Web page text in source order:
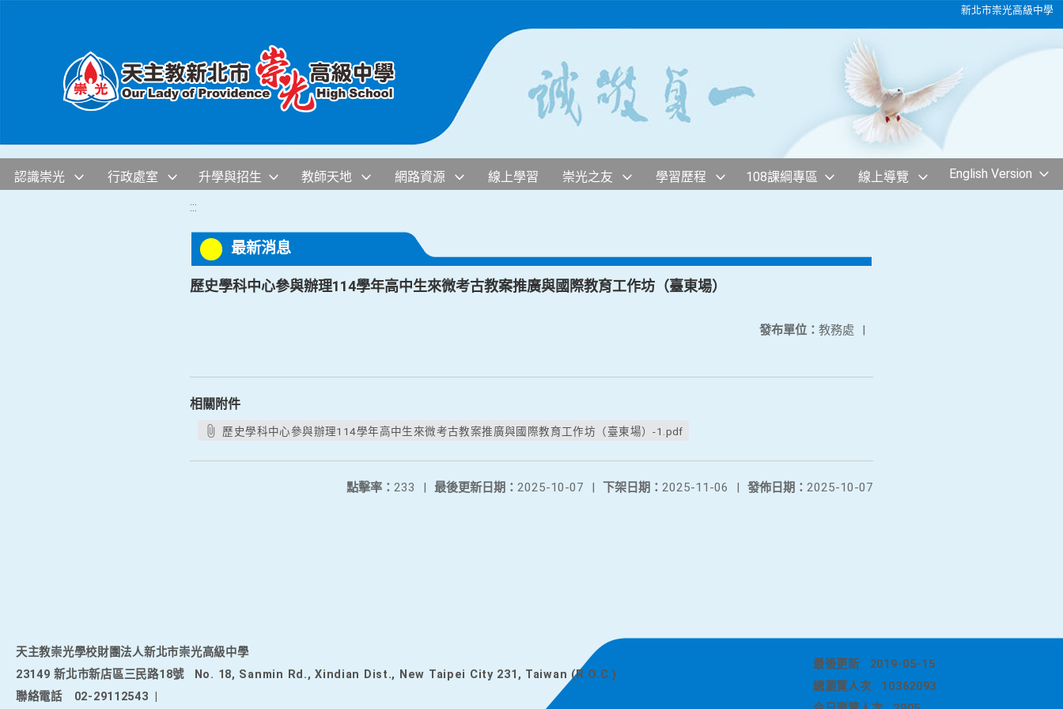
新北市崇光高級中學
認識崇光 行政處室 升學與招生 教師天地 網路資源 線上學習 崇光之友 學習歷程 108課綱專區 線上導覽 English Version
:::
最新消息
歷史學科中心參與辦理114學年高中生來微考古教案推廣與國際教育工作坊（臺東場）
發布單位： 教務處 |
相關附件
歷史學科中心參與辦理114學年高中生來微考古教案推廣與國際教育工作坊（臺東場）-1.pdf
發佈日期： 2025-10-07
下架日期： 2025-11-06 |
最後更新日期： 2025-10-07 |
點擊率： 233 |
天主教崇光學校財團法人新北市崇光高級中學
23149 新北市新店區三民路18號
No. 18, Sanmin Rd., Xindian Dist., New Taipei City 231, Taiwan (R.O.C.)
聯絡電話
02-29112543
最後更新
2019-05-15
總瀏覽人次
10362093